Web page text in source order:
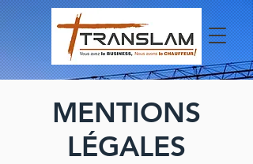
MENTIONS
LÉGALES